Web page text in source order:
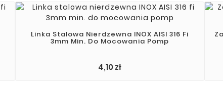
Linka Stalowa Nierdzewna INOX AISI 316 Fi
3mm Min. Do Mocowania Pomp
4,10 zł